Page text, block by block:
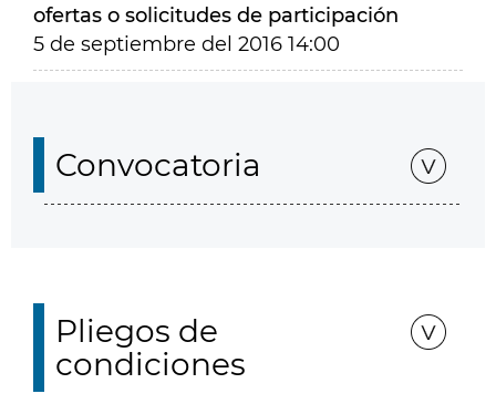
ofertas o solicitudes de participación
5 de septiembre del 2016 14:00
Convocatoria
Pliegos de
condiciones